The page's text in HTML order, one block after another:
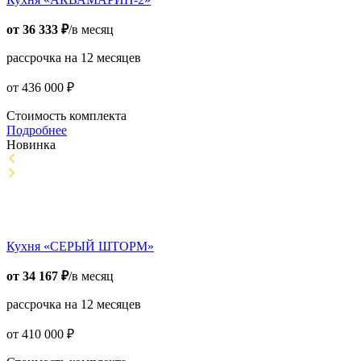
от 36 333 ₽/в месяц
рассрочка на 12 месяцев
от 436 000 ₽
Стоимость комплекта
Подробнее
Новинка
Кухня «СЕРЫЙ ШТОРМ»
от 34 167 ₽/в месяц
рассрочка на 12 месяцев
от 410 000 ₽